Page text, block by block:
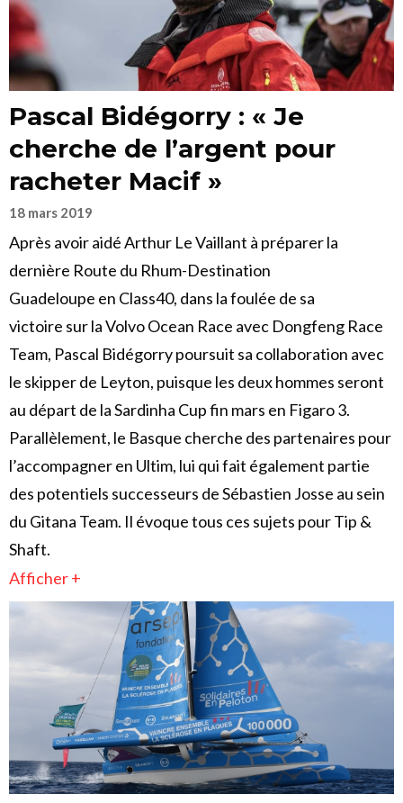
Pascal Bidégorry : « Je
cherche de l’argent pour
racheter Macif »
18 mars 2019
Après avoir aidé Arthur Le Vaillant à préparer la
dernière Route du Rhum-Destination
Guadeloupe en Class40, dans la foulée de sa
victoire sur la Volvo Ocean Race avec Dongfeng Race
Team, Pascal Bidégorry poursuit sa collaboration avec
le skipper de Leyton, puisque les deux hommes seront
au départ de la Sardinha Cup fin mars en Figaro 3.
Parallèlement, le Basque cherche des partenaires pour
l’accompagner en Ultim, lui qui fait également partie
des potentiels successeurs de Sébastien Josse au sein
du Gitana Team. Il évoque tous ces sujets pour Tip &
Shaft.
Afficher +